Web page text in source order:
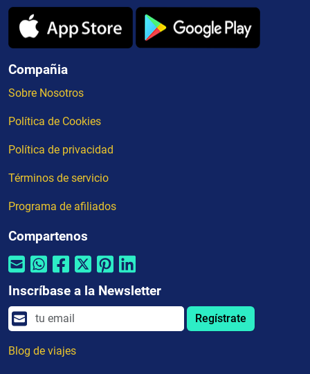
Compañia
Sobre Nosotros
Política de Cookies
Política de privacidad
Términos de servicio
Programa de afiliados
Compartenos
Inscríbase a la Newsletter
Regístrate
Blog de viajes